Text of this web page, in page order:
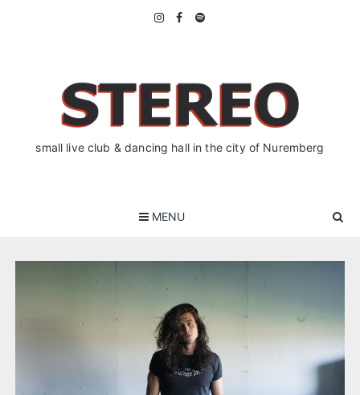
small live club & dancing hall in the city of Nuremberg
MENU